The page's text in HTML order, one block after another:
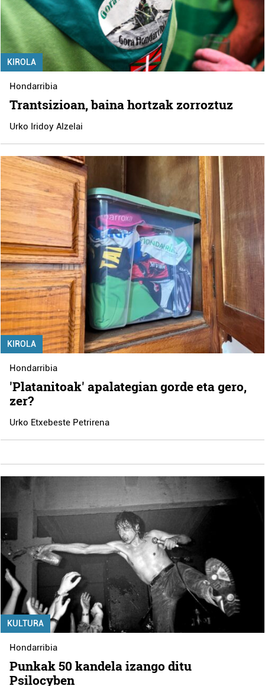
KIROLA
Hondarribia
Trantsizioan, baina hortzak zorroztuz
Urko Iridoy Alzelai
KIROLA
Hondarribia
'Platanitoak' apalategian gorde eta gero,
zer?
Urko Etxebeste Petrirena
KULTURA
Hondarribia
Punkak 50 kandela izango ditu
Psilocyben